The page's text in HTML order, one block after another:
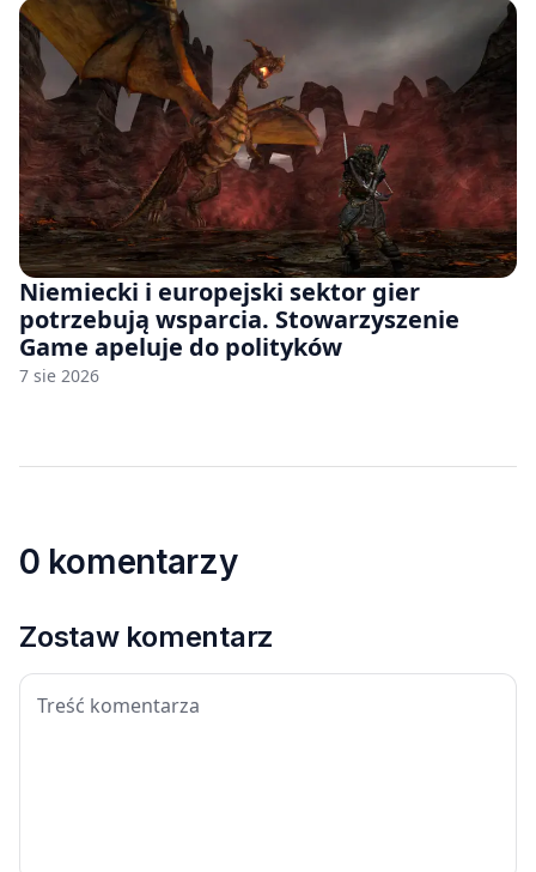
Niemiecki i europejski sektor gier
potrzebują wsparcia. Stowarzyszenie
Game apeluje do polityków
7 sie 2026
0 komentarzy
Zostaw komentarz